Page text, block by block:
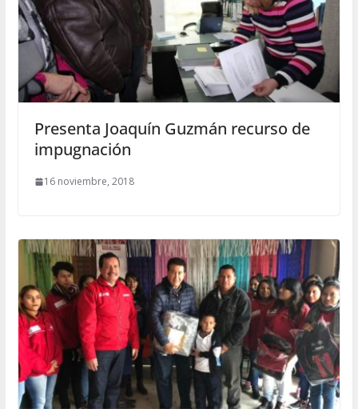
Presenta Joaquín Guzmán recurso de
impugnación
16 noviembre, 2018